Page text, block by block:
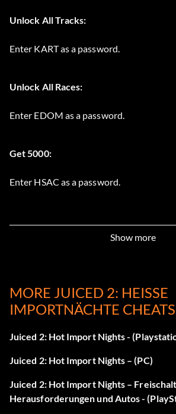
Unlock All Tracks:
Enter KART as a password.
Unlock All Races:
Enter EDOM as a password.
Get 5000:
Enter HSAC as a password.
Show more
MORE JUICED 2: HEISSE I
MPORTNÄCHTE CHEATS
Juiced 2: Hot Import Nights -
Juiced 2: Hot Import Nights – (PC)
Juiced 2: Hot Import Nights –
Herausforderungen und Autos -